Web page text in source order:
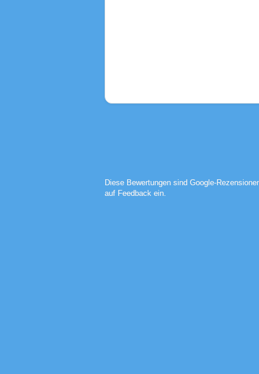
Diese Bewertungen sind Google-Rezensionen. Wir prüfen nicht systematisch, ob ein Kauf/Mietvorgang stattgefunden hat, gehen aber bei jedem Kundenkontakt individuell
auf Feedback ein.